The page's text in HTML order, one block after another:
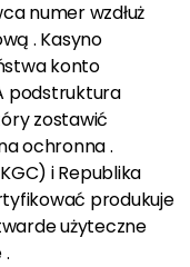
numer wzdłuż
. Kasyno
konto
podstruktura
zostawić
ochronna .
i Republika
produkuje
użyteczne